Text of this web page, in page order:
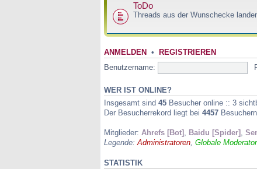
ToDo
Threads aus der Wunschecke
ANMELDEN • REGISTRIEREN
Benutzername:
WER IST ONLINE?
Insgesamt sind 45 Besucher online :: 3
Der Besucherrekord liegt bei 4457
Mitglieder: Ahrefs [Bot] Baidu [Spider]
Legende: Administratoren Globale
STATISTIK